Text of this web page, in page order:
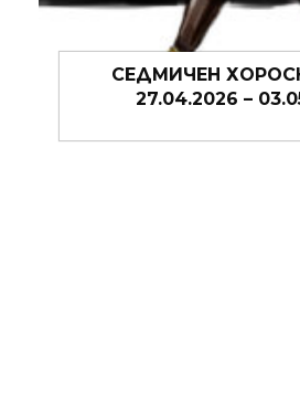
СЕДМИЧЕН
20.04.2026 –